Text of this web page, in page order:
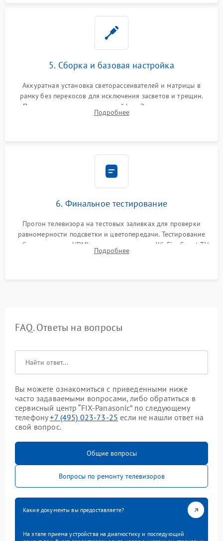
5. Сборка и базовая настройка
Аккуратная установка светорассеивателей и матрицы в
рамку без перекосов для исключения засветов и трещин.
Подключение внутренних шлейфов. Закрытие корпуса.
Сброс настроек и обновление программного обеспечения.
Подробнее
6. Финальное тестирование
Прогон телевизора на тестовых заливках для проверки
равномерности подсветки и цветопередачи. Тестирование
работы разъемов HDMI, динамиков, модуля Wi-Fi и Smart TV
в рабочем режиме в течение нескольких часов.
Подробнее
FAQ. Ответы на вопросы
Вы можете ознакомиться с приведенными ниже
часто задаваемыми вопросами, либо обратиться в
сервисный центр “FIX-Panasonic” по следующему
телефону+7 (495) 023-73-25 если не нашли ответ на
свой вопрос.
Общие вопросы
Вопросы по ремонту телевизоров
Какие документы вы предоставляете?
На этапе приема устройства на диагностику и последующий